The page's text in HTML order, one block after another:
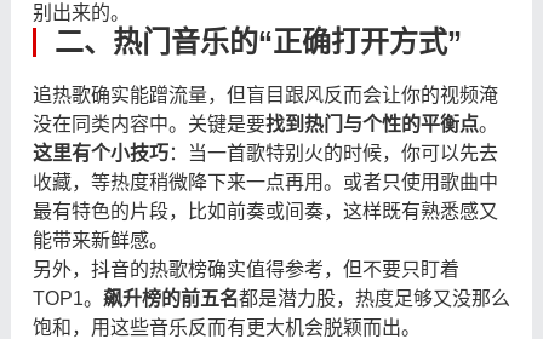
别出来的。
二、热门音乐的“正确打开方式”
追热歌确实能蹭流量，但盲目跟风反而会让你的视频淹
没在同类内容中。关键是要找到热门与个性的平衡点。
这里有个小技巧：当一首歌特别火的时候，你可以先去
收藏，等热度稍微降下来一点再用。或者只使用歌曲中
最有特色的片段，比如前奏或间奏，这样既有熟悉感又
能带来新鲜感。
另外，抖音的热歌榜确实值得参考，但不要只盯着
TOP1。 飙升榜的前五名都是潜力股，热度足够又没那么
饱和，用这些音乐反而有更大机会脱颖而出。